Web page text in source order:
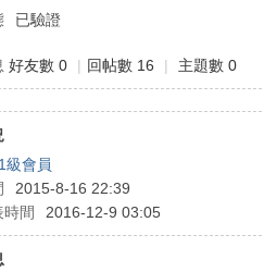
已驗證
好友數 0 | 回帖數 16 | 主題數 0
1級會員
2015-8-16 22:39
時間
2016-12-9 03:05